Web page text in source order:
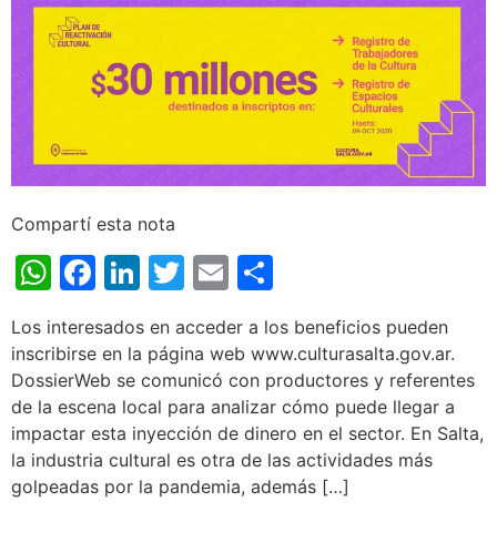
Compartí esta nota
WhatsApp
Facebook
LinkedIn
Twitter
Email
Los interesados en acceder a los beneficios pueden
inscribirse en la página web www.culturasalta.gov.ar.
DossierWeb se comunicó con productores y referentes
de la escena local para analizar cómo puede llegar a
impactar esta inyección de dinero en el sector. En Salta,
la industria cultural es otra de las actividades más
golpeadas por la pandemia, además […]